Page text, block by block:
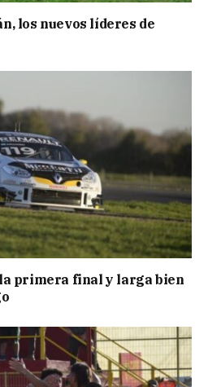
los nuevos líderes de
primera final y larga bien